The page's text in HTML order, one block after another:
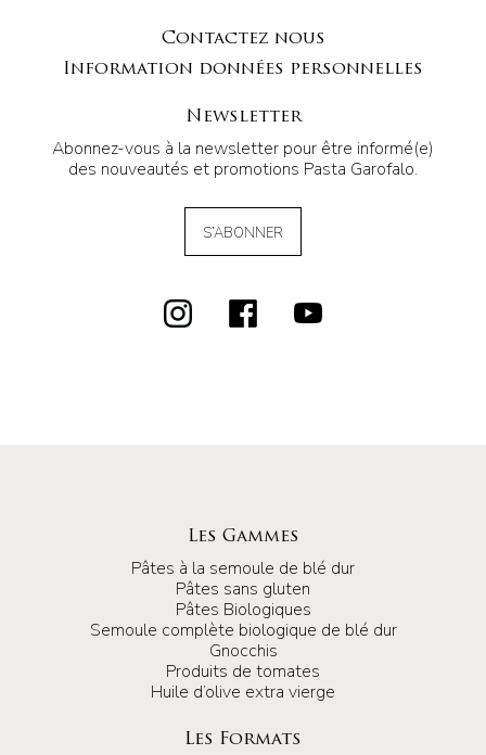
Contactez nous
Information données personnelles
Newsletter
Abonnez-vous à la newsletter pour être informé(e)
des nouveautés et promotions Pasta Garofalo.
S’ABONNER
Les Gammes
Pâtes à la semoule de blé dur
Pâtes sans gluten
Pâtes Biologiques
Semoule complète biologique de blé dur
Gnocchis
Produits de tomates
Huile d’olive extra vierge
Les Formats